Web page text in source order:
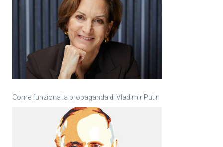
Come funziona la propaganda di Vladimir Putin